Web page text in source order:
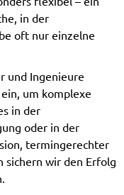
in der
oft nur einzelne
und Ingenieure
um komplexe
in der
oder in der
termingerechter
sichern wir den Erfolg